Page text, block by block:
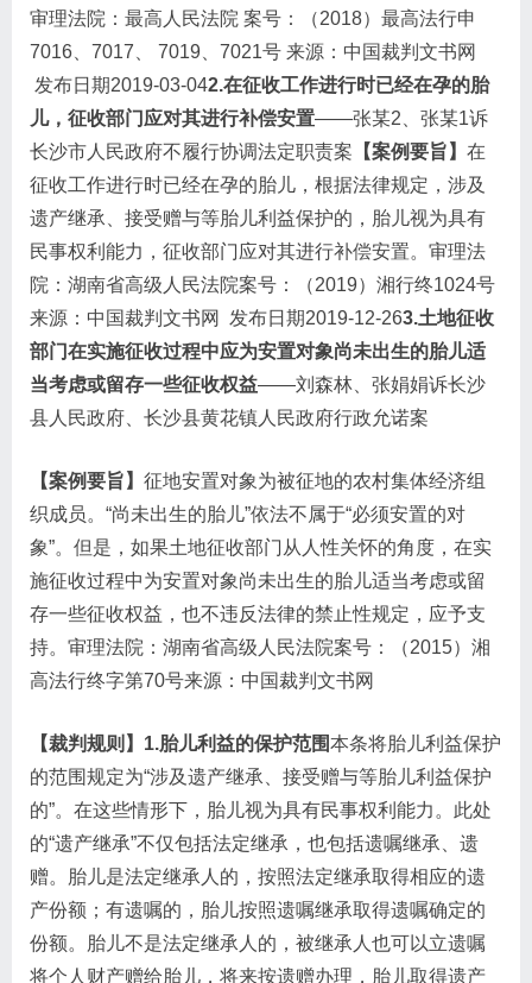
审理法院：最高人民法院 案号：（2018）最高法行申
7016、7017、 7019、7021号 来源：中国裁判文书网
发布日期2019-03-042.在征收工作进行时已经在孕的胎
儿，征收部门应对其进行补偿安置——张某2、张某1诉
长沙市人民政府不履行协调法定职责案 【案例要旨】 在
征收工作进行时已经在孕的胎儿，根据法律规定，涉及
遗产继承、接受赠与等胎儿利益保护的，胎儿视为具有
民事权利能力，征收部门应对其进行补偿安置。审理法
院：湖南省高级人民法院案号：（2019）湘行终1024号
来源：中国裁判文书网 发布日期2019-12-263.土地征收
部门在实施征收过程中应为安置对象尚未出生的胎儿适
当考虑或留存一些征收权益——刘森林、张娟娟诉长沙
县人民政府、长沙县黄花镇人民政府行政允诺案
【案例要旨】 征地安置对象为被征地的农村集体经济组
织成员。“尚未出生的胎儿”依法不属于“必须安置的对
象”。但是，如果土地征收部门从人性关怀的角度，在实
施征收过程中为安置对象尚未出生的胎儿适当考虑或留
存一些征收权益，也不违反法律的禁止性规定，应予支
持。审理法院：湖南省高级人民法院案号：（2015）湘
高法行终字第70号来源：中国裁判文书网
【裁判规则】1.胎儿利益的保护范围本条将胎儿利益保护
的范围规定为“涉及遗产继承、接受赠与等胎儿利益保护
的”。在这些情形下，胎儿视为具有民事权利能力。此处
的“遗产继承”不仅包括法定继承，也包括遗嘱继承、遗
赠。胎儿是法定继承人的，按照法定继承取得相应的遗
产份额；有遗嘱的，胎儿按照遗嘱继承取得遗嘱确定的
份额。胎儿不是法定继承人的，被继承人也可以立遗嘱
将个人财产赠给胎儿，将来按遗赠办理，胎儿取得遗产